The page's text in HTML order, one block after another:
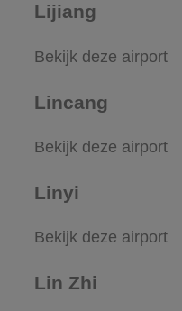
Lijiang
Bekijk deze airport
Lincang
Bekijk deze airport
Linyi
Bekijk deze airport
Lin Zhi